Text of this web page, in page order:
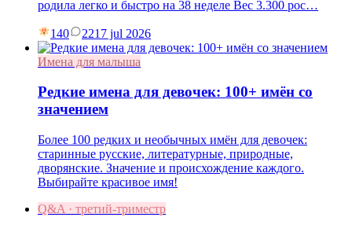
родила легко и быстро на 38 неделе Вес 3.300 рос…
140 2217 jul 2026
Имена для малыша
Редкие имена для девочек: 100+ имён со
значением
Более 100 редких и необычных имён для девочек:
старинные русские, литературные, природные,
дворянские. Значение и происхождение каждого.
Выбирайте красивое имя!
Q&A · третий-триместр